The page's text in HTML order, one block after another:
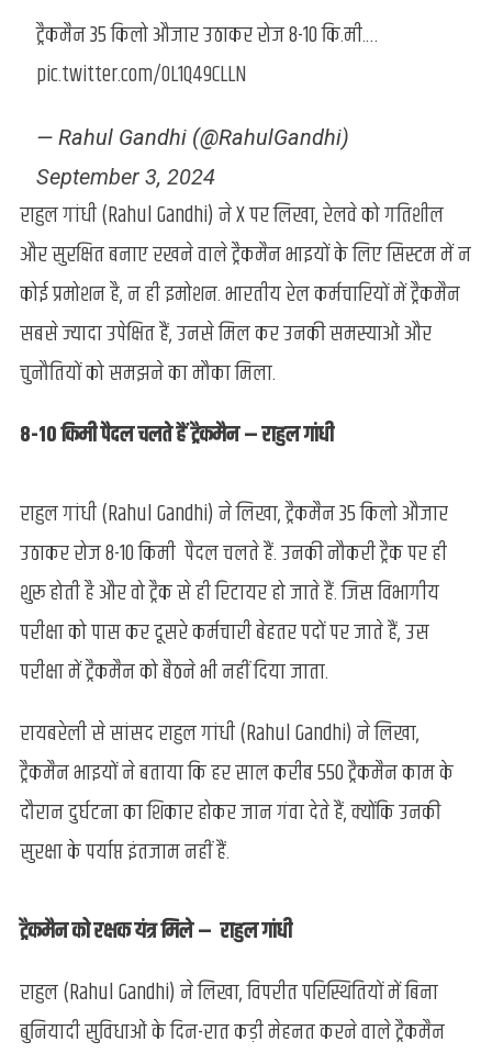
ट्रैकमैन 35 किलो औजार उठाकर रोज 8-10 कि.मी.…
pic.twitter.com/OL1Q49CLLN
— Rahul Gandhi (@RahulGandhi)
September 3, 2024
राहुल गांधी (Rahul Gandhi) ने X पर लिखा, रेलवे को गतिशील
और सुरक्षित बनाए रखने वाले ट्रैकमैन भाइयों के लिए सिस्टम में न
कोई प्रमोशन है, न ही इमोशन. भारतीय रेल कर्मचारियों में ट्रैकमैन
सबसे ज्यादा उपेक्षित हैं, उनसे मिल कर उनकी समस्याओं और
चुनौतियों को समझने का मौका मिला.
8-10 किमी पैदल चलते हैं ट्रैकमैन – राहुल गांधी
राहुल गांधी (Rahul Gandhi) ने लिखा, ट्रैकमैन 35 किलो औजार
उठाकर रोज 8-10 किमी पैदल चलते हैं. उनकी नौकरी ट्रैक पर ही
शुरू होती है और वो ट्रैक से ही रिटायर हो जाते हैं. जिस विभागीय
परीक्षा को पास कर दूसरे कर्मचारी बेहतर पदों पर जाते हैं, उस
परीक्षा में ट्रैकमैन को बैठने भी नहीं दिया जाता.
रायबरेली से सांसद राहुल गांधी (Rahul Gandhi) ने लिखा,
ट्रैकमैन भाइयों ने बताया कि हर साल करीब 550 ट्रैकमैन काम के
दौरान दुर्घटना का शिकार होकर जान गंवा देते हैं, क्योंकि उनकी
सुरक्षा के पर्याप्त इंतजाम नहीं हैं.
ट्रैकमैन को रक्षक यंत्र मिले – राहुल गांधी
राहुल (Rahul Gandhi) ने लिखा, विपरीत परिस्थितियों में बिना
बुनियादी सुविधाओं के दिन-रात कड़ी मेहनत करने वाले ट्रैकमैन